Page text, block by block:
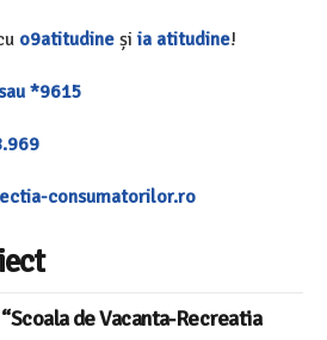
o9atitudine și ia atitudine!
*9615
consumatorilor.ro
de Vacanta-Recreatia